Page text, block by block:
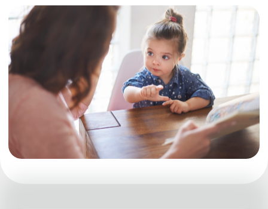
Логопедический массаж.
Это техника
массажа с использованием
специальных зондов, которая
воздействует на мышцы лица, шеи,
языка, щёк, губ и нёба.
Логопедический массаж показан при
дизартрии, нарушениях
звукопроизношения и задержке
речевого развития.